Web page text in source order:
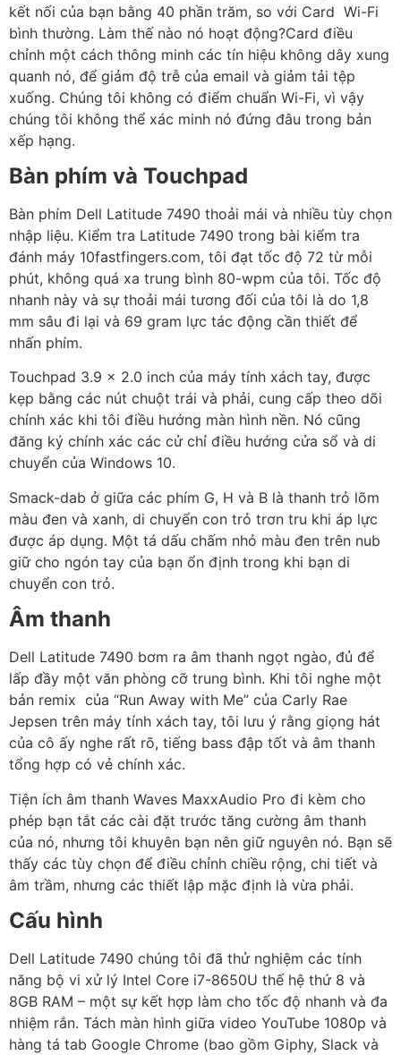
kết nối của bạn bằng 40 phần trăm, so với Card Wi-Fi
bình thường. Làm thế nào nó hoạt động?Card điều
chỉnh một cách thông minh các tín hiệu không dây xung
quanh nó, để giảm độ trễ của email và giảm tải tệp
xuống. Chúng tôi không có điểm chuẩn Wi-Fi, vì vậy
chúng tôi không thể xác minh nó đứng đâu trong bản
xếp hạng.
Bàn phím và Touchpad
Bàn phím Dell Latitude 7490 thoải mái và nhiều tùy chọn
nhập liệu. Kiểm tra Latitude 7490 trong bài kiểm tra
đánh máy 10fastfingers.com, tôi đạt tốc độ 72 từ mỗi
phút, không quá xa trung bình 80-wpm của tôi. Tốc độ
nhanh này và sự thoải mái tương đối của tôi là do 1,8
mm sâu đi lại và 69 gram lực tác động cần thiết để
nhấn phím.
Touchpad 3.9 x 2.0 inch của máy tính xách tay, được
kẹp bằng các nút chuột trái và phải, cung cấp theo dõi
chính xác khi tôi điều hướng màn hình nền. Nó cũng
đăng ký chính xác các cử chỉ điều hướng cửa sổ và di
chuyển của Windows 10.
Smack-dab ở giữa các phím G, H và B là thanh trỏ lõm
màu đen và xanh, di chuyển con trỏ trơn tru khi áp lực
được áp dụng. Một tá dấu chấm nhỏ màu đen trên nub
giữ cho ngón tay của bạn ổn định trong khi bạn di
chuyển con trỏ.
Âm thanh
Dell Latitude 7490 bơm ra âm thanh ngọt ngào, đủ để
lấp đầy một văn phòng cỡ trung bình. Khi tôi nghe một
bản remix của “Run Away with Me” của Carly Rae
Jepsen trên máy tính xách tay, tôi lưu ý rằng giọng hát
của cô ấy nghe rất rõ, tiếng bass đập tốt và âm thanh
tổng hợp có vẻ chính xác.
Tiện ích âm thanh Waves MaxxAudio Pro đi kèm cho
phép bạn tắt các cài đặt trước tăng cường âm thanh
của nó, nhưng tôi khuyên bạn nên giữ nguyên nó. Bạn sẽ
thấy các tùy chọn để điều chỉnh chiều rộng, chi tiết và
âm trầm, nhưng các thiết lập mặc định là vừa phải.
Cấu hình
Dell Latitude 7490 chúng tôi đã thử nghiệm các tính
năng bộ vi xử lý Intel Core i7-8650U thế hệ thứ 8 và
8GB RAM – một sự kết hợp làm cho tốc độ nhanh và đa
nhiệm rắn. Tách màn hình giữa video YouTube 1080p và
hàng tá tab Google Chrome (bao gồm Giphy, Slack và